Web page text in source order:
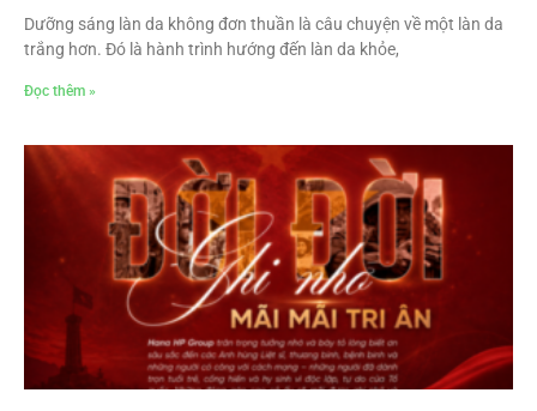
Dưỡng sáng làn da không đơn thuần là câu chuyện về một làn da
trắng hơn. Đó là hành trình hướng đến làn da khỏe,
Đọc thêm »